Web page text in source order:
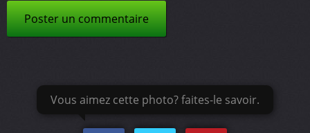
Poster un commentaire
Vous aimez cette photo? faites-le savoir.